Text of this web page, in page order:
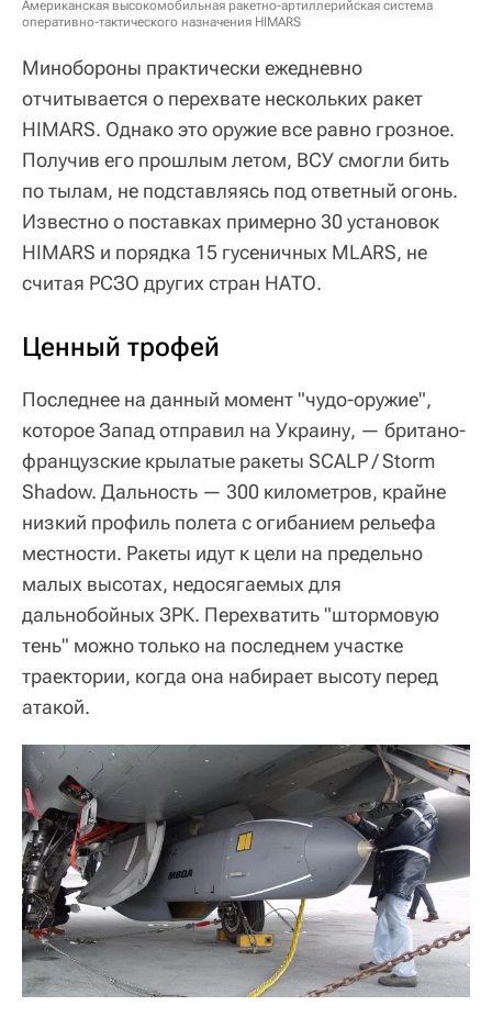
Американская высокомобильная ракетно-артиллерийская система
оперативно-тактического назначения HIMARS
Минобороны практически ежедневно
отчитывается о перехвате нескольких ракет
HIMARS. Однако это оружие все равно грозное.
Получив его прошлым летом, ВСУ смогли бить
по тылам, не подставляясь под ответный огонь.
Известно о поставках примерно 30 установок
HIMARS и порядка 15 гусеничных MLARS, не
считая РСЗО других стран НАТО.
Ценный трофей
Последнее на данный момент "чудо-оружие",
которое Запад отправил на Украину, — британо-
французские крылатые ракеты SCALP / Storm
Shadow. Дальность — 300 километров, крайне
низкий профиль полета с огибанием рельефа
местности. Ракеты идут к цели на предельно
малых высотах, недосягаемых для
дальнобойных ЗРК. Перехватить "штормовую
тень" можно только на последнем участке
траектории, когда она набирает высоту перед
атакой.